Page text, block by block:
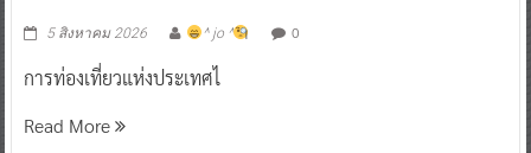
5 สิงหาคม 2026 ^ jo ^ 0
การท่องเที่ยวแห่งประเทศไ
Read More